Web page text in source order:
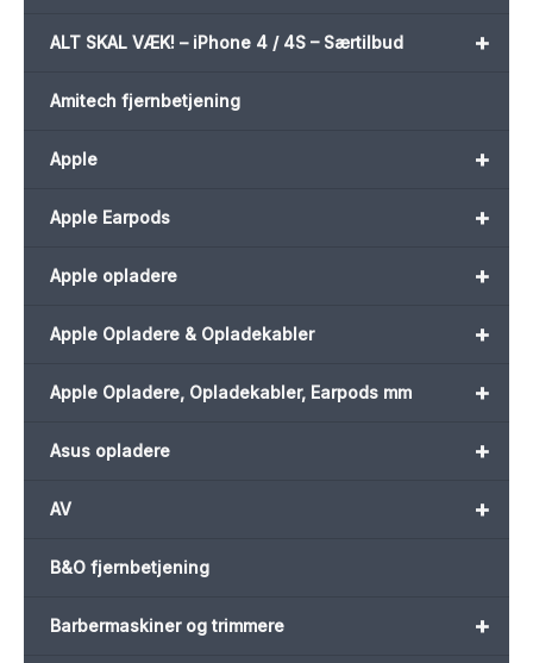
+
ALT SKAL VÆK! – iPhone 4 / 4S – Særtilbud
Amitech fjernbetjening
+
Apple
+
Apple Earpods
+
Apple opladere
+
Apple Opladere & Opladekabler
+
Apple Opladere, Opladekabler, Earpods mm
+
Asus opladere
+
AV
B&O fjernbetjening
+
Barbermaskiner og trimmere